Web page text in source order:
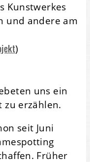
Kunstwerkes
und andere am
)
uns ein
zu erzählen.
seit Juni
Früher